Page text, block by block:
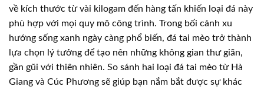
về kích thước từ vài kilogam đến hàng tấn khiến loại đá này
phù hợp với mọi quy mô công trình. Trong bối cảnh xu
hướng sống xanh ngày càng phổ biến, đá tai mèo trở thành
lựa chọn lý tưởng để tạo nên những không gian thư giãn,
gần gũi với thiên nhiên. So sánh hai loại đá tai mèo từ Hà
Giang và Cúc Phương sẽ giúp bạn nắm bắt được sự khác